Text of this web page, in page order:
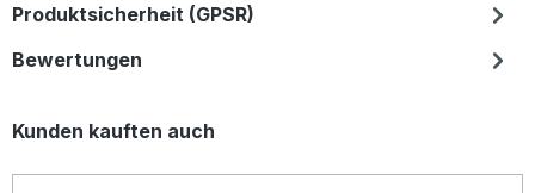
Produktsicherheit (GPSR)
Bewertungen
Produktgalerie überspringen
Kunden kauften auch